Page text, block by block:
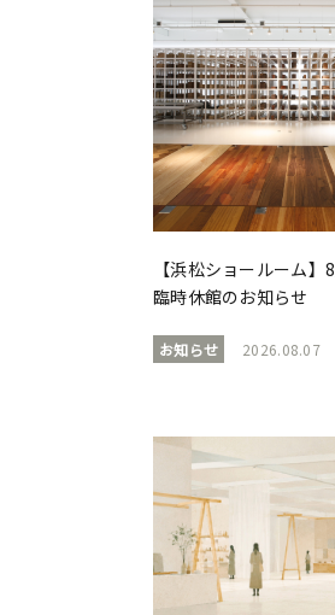
【浜松ショールーム】
臨時休館のお知らせ
お知らせ 2026.08.07